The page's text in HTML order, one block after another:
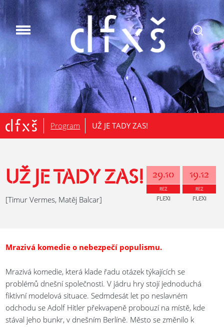
.
Program UŽ JE TADY ZAS!
UŽ JE TADY ZAS!
[Timur Vermes, Matěj Balcar]
29.10
REZ
FLEXI
19.12
REZ
FLEXI
Mrazivá komedie o nebezpečí populismu.
Mrazivá komedie, která klade řadu otázek týkajících se
problémů dnešní společnosti. V jádru hry stojí jednoduchá
fiktivní modelová situace. Sedmdesát let po neslavném
odchodu se Adolf Hitler překvapeně probouzí na místě, kde
stával jeho bunkr, v dnešním Berlíně. Město se změnilo k